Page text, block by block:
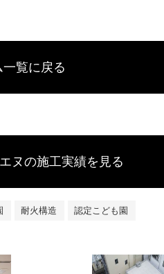
覧に戻る
ヌの施工実績を見る
耐火構造 認定こども園